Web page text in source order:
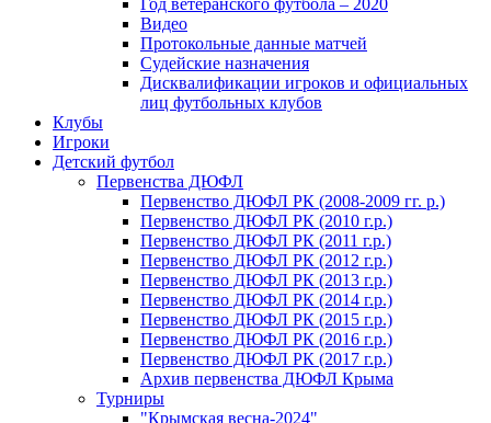
Год ветеранского футбола – 2020
Видео
Протокольные данные матчей
Судейские назначения
Дисквалификации игроков и официальных
лиц футбольных клубов
Клубы
Игроки
Детский футбол
Первенства ДЮФЛ
Первенство ДЮФЛ РК (2008-2009 гг. р.)
Первенство ДЮФЛ РК (2010 г.р.)
Первенство ДЮФЛ РК (2011 г.р.)
Первенство ДЮФЛ РК (2012 г.р.)
Первенство ДЮФЛ РК (2013 г.р.)
Первенство ДЮФЛ РК (2014 г.р.)
Первенство ДЮФЛ РК (2015 г.р.)
Первенство ДЮФЛ РК (2016 г.р.)
Первенство ДЮФЛ РК (2017 г.р.)
Архив первенства ДЮФЛ Крыма
Турниры
"Крымская весна-2024"